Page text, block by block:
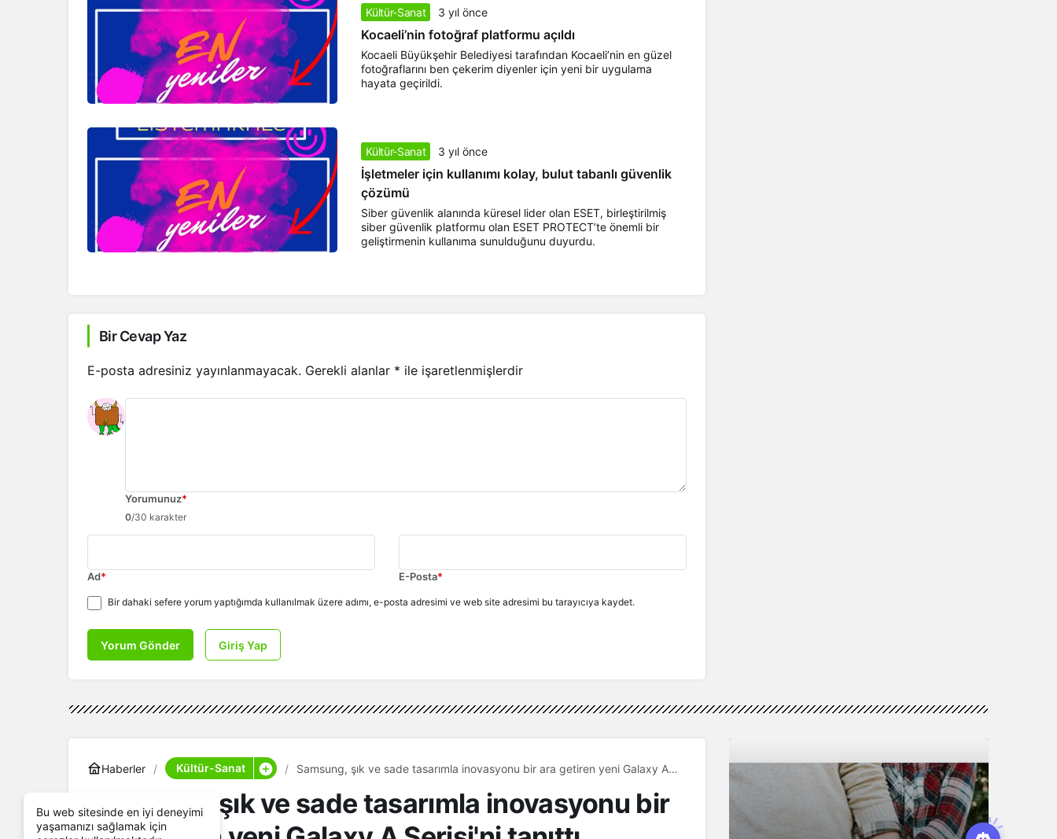
Kültür-Sanat 3 yıl önce
Kocaeli’nin fotoğraf platformu açıldı
Kocaeli Büyükşehir Belediyesi tarafından Kocaeli’nin en güzel
fotoğraflarını ben çekerim diyenler için yeni bir uygulama
hayata geçirildi.
Kültür-Sanat 3 yıl önce
İşletmeler için kullanımı kolay, bulut tabanlı güvenlik
çözümü
Siber güvenlik alanında küresel lider olan ESET, birleştirilmiş
siber güvenlik platformu olan ESET PROTECT’te önemli bir
geliştirmenin kullanıma sunulduğunu duyurdu.
Bir Cevap Yaz
E-posta adresiniz yayınlanmayacak. Gerekli alanlar * ile işaretlenmişlerdir
Yorumunuz*
0/30 karakter
Ad* E-Posta*
Bir dahaki sefere yorum yaptığımda kullanılmak üzere adımı, e-posta adresimi ve web site adresimi bu tarayıcıya kaydet.
Yorum Gönder Giriş Yap
Haberler Kültür-Sanat
Samsung, şık ve sade tasarımla inovasyonu bir ara getiren yeni Galaxy A
Samsung, şık ve sade tasarımla inovasyonu bir
Bu web sitesinde en iyi deneyimi
yaşamanızı sağlamak için